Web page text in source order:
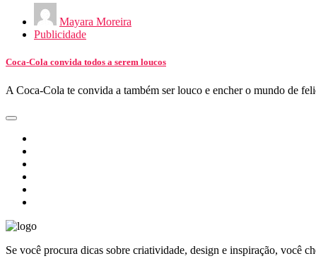
Mayara Moreira
Publicidade
Coca-Cola convida todos a serem loucos
A Coca-Cola te convida a também ser louco e encher o mundo de
Se você procura dicas sobre criatividade, design e inspiração, você